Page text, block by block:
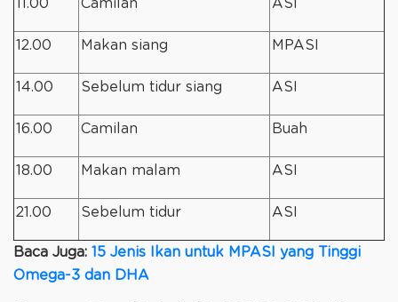
11.00 Camilan ASI
12.00 Makan siang MPASI
14.00 Sebelum tidur siang ASI
16.00 Camilan Buah
18.00 Makan malam ASI
21.00 Sebelum tidur ASI
Baca Juga: 15 Jenis Ikan untuk MPASI yang Tinggi
Omega-3 dan DHA